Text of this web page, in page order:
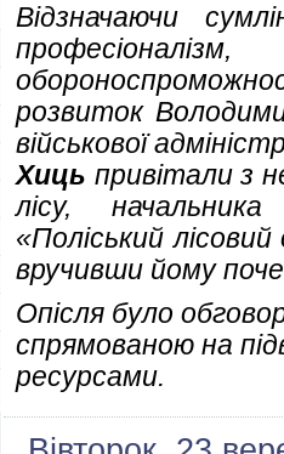
Відзначаючи
розвиток
військової
Хиць привітали з
лісу,
«Поліський
вручивши йому
Опісля було
спрямованою на
ресурсами.